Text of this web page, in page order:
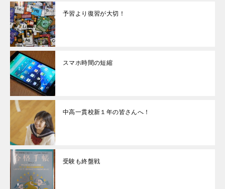
予習より復習が大切！
スマホ時間の短縮
中高一貫校新１年の皆さんへ！
受験も終盤戦